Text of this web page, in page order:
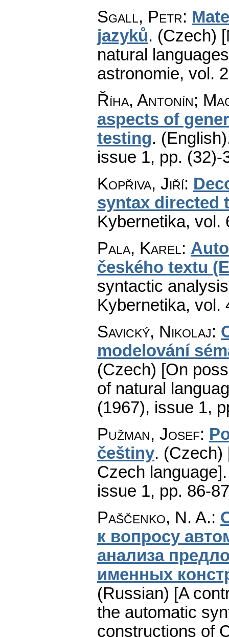
Sgall, Petr:
jazyků. (Czech)
natural
astronomie, vol.
Říha, Antonín;
aspects of
testing.
issue 1, pp. (32)-
Kopřiva, Jiří:
syntax directed
Kybernetika, vol.
Pala, Karel:
českého textu
syntactic
Kybernetika, vol.
Savický, Nikolaj:
modelování
(Czech) [On
of natural
(1967), issue 1,
Pužman, Josef:
češtiny. (Czech)
Czech language].
issue 1, pp. 86-87
Paščenko, N. A.:
к вопросу
анализа
именных
(Russian) [A
the automatic
constructions of